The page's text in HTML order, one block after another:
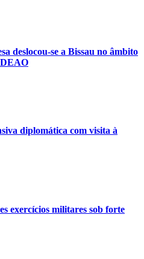
deslocou-se a Bissau no âmbito
diplomática com visita à
exercícios militares sob forte